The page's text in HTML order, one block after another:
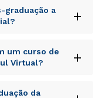
graduação a
+
natus error sit
laudantium,
ab illo inventore
quia
um curso de
Virtual?
+
natus error sit
da